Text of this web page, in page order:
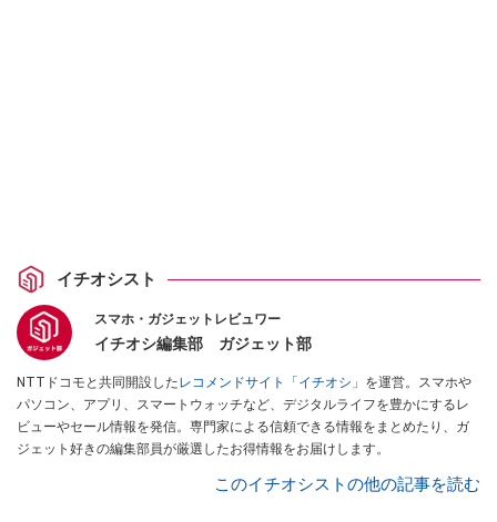
イチオシスト
スマホ・ガジェットレビュワー
イチオシ編集部 ガジェット部
NTTドコモと共同開設したレコメンドサイト「イチオシ」 を運営。スマホや
パソコン、アプリ、スマートウォッチなど、デジタルライフを豊かにするレ
ビューやセール情報を発信。専門家による信頼できる情報をまとめたり、ガ
ジェット好きの編集部員が厳選したお得情報をお届けします。
このイチオシストの他の記事を読む